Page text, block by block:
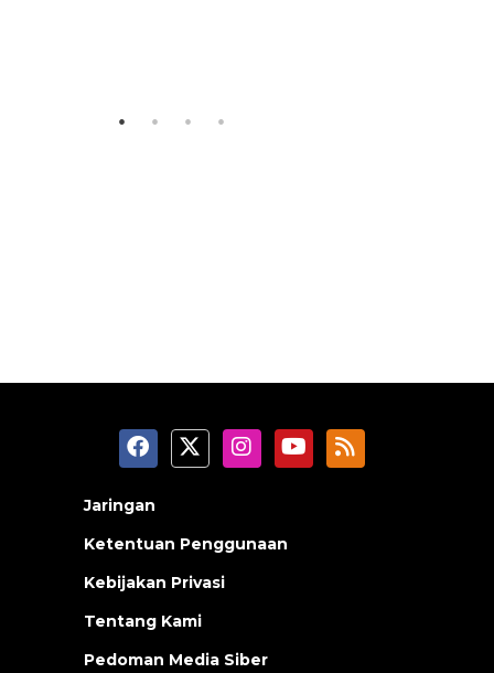
Jaringan
Ketentuan Penggunaan
Kebijakan Privasi
Tentang Kami
Pedoman Media Siber